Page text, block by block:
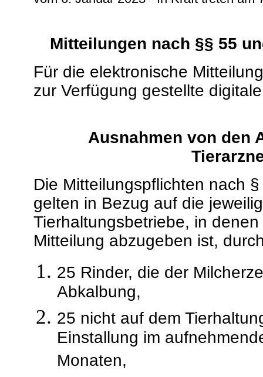
Mitteilungen nach §§ 55
Für die elektronische
zur Verfügung gestellte
Ausnahmen von den
Die Mitteilungspflichten nach
gelten in Bezug auf die
Tierhaltungsbetriebe, in
Mitteilung abzugeben ist,
25 Rinder, die der
Abkalbung,
25 nicht auf dem
Einstallung im
Monaten,